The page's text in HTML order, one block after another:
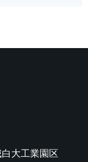
大工業園区